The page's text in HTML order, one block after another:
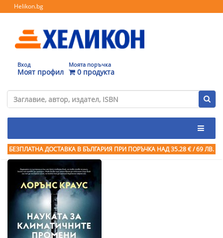
Helikon.bg
Вход
Моят профил
Моята поръчка
0 продукта
БЕЗПЛАТНА ДОСТАВКА В БЪЛГАРИЯ ПРИ ПОРЪЧКА НАД 35.28 € / 69 ЛВ.